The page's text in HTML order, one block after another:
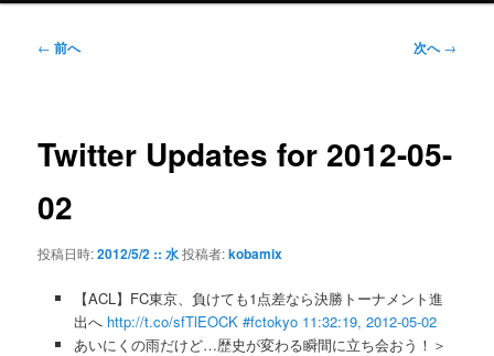
投
ョ
← 前へ 次へ→
Twitter Updates for 2012-05-
02
投稿日時:2012/5/2 :: 水投稿者:kobamix
【ACL】FC東京、負けても1点差なら決勝トーナメント進
出へ http://t.co/sfTlEOCK #fctokyo 11:32:19, 2012-05-02
あいにくの雨だけど…歴史が変わる瞬間に立ち会おう！＞